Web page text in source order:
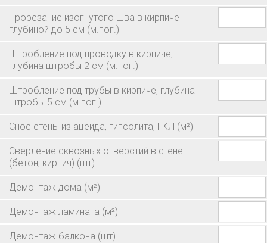
Прорезание изогнутого шва в кирпиче
глубиной до 5 см (м.пог.)
Штробление под проводку в кирпиче,
глубина штробы 2 см (м.пог.)
Штробление под трубы в кирпиче, глубина
штробы 5 см (м.пог.)
Снос стены из ацеида, гипсолита, ГКЛ (м²)
Сверление сквозных отверстий в стене
(бетон, кирпич) (шт)
Демонтаж дома (м²)
Демонтаж ламината (м²)
Демонтаж балкона (шт)